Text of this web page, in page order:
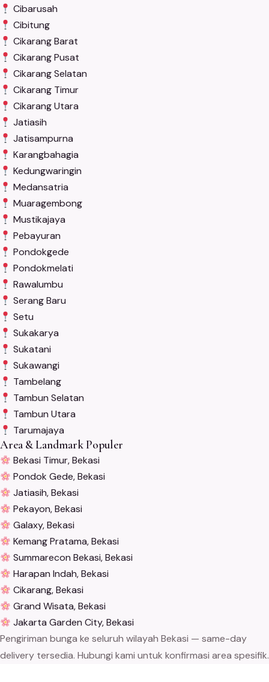
Cibarusah
Cibitung
Cikarang Barat
Cikarang Pusat
Cikarang Selatan
Cikarang Timur
Cikarang Utara
Jatiasih
Jatisampurna
Karangbahagia
Kedungwaringin
Medansatria
Muaragembong
Mustikajaya
Pebayuran
Pondokgede
Pondokmelati
Rawalumbu
Serang Baru
Setu
Sukakarya
Sukatani
Sukawangi
Tambelang
Tambun Selatan
Tambun Utara
Tarumajaya
Area & Landmark Populer
Bekasi Timur, Bekasi
Pondok Gede, Bekasi
Jatiasih, Bekasi
Pekayon, Bekasi
Galaxy, Bekasi
Kemang Pratama, Bekasi
Summarecon Bekasi, Bekasi
Harapan Indah, Bekasi
Cikarang, Bekasi
Grand Wisata, Bekasi
Jakarta Garden City, Bekasi
Pengiriman bunga ke seluruh wilayah Bekasi — same-day
delivery tersedia. Hubungi kami untuk konfirmasi area spesifik.